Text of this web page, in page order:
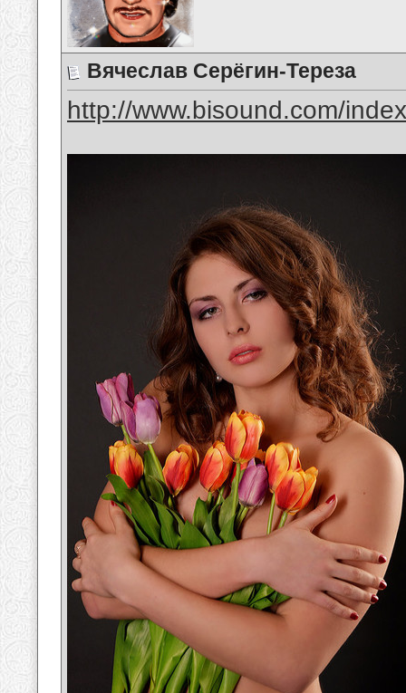
Вячеслав Серёгин-Тереза
http://www.bisound.com/